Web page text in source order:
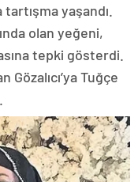
yaşandı.
olan yeğeni,
tepki gösterdi.
Gözalıcı’ya Tuğçe